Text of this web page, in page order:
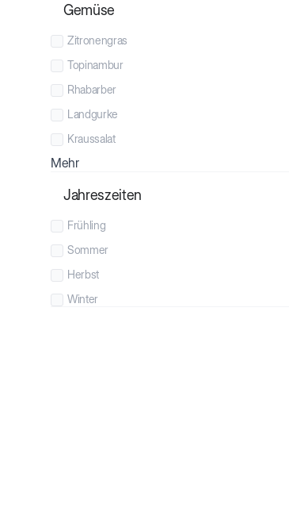
Gemüse
Zitronengras
Topinambur
Rhabarber
Landgurke
Kraussalat
Mehr
Jahreszeiten
Frühling
Sommer
Herbst
Winter